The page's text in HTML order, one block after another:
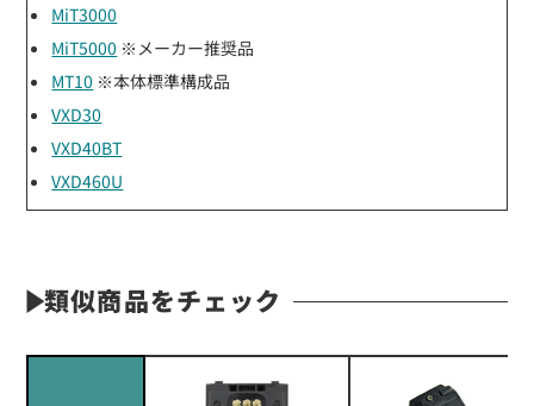
MiT3000
MiT5000 ※メーカー推奨品
MT10 ※本体標準構成品
VXD30
VXD40BT
VXD460U
類似商品をチェック